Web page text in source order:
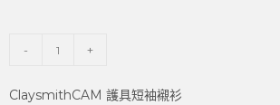
- +
ClaysmithCAM 護具短袖襯衫